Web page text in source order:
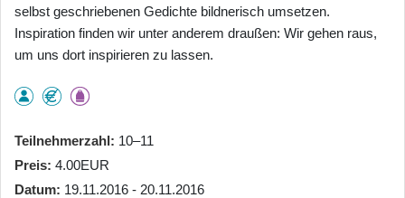
selbst geschriebenen Gedichte bildnerisch umsetzen.
Inspiration finden wir unter anderem draußen: Wir gehen raus,
um uns dort inspirieren zu lassen.
Teilnehmerzahl
10–11
Preis 4.00EUR
Datum 19.11.2016 - 20.11.2016